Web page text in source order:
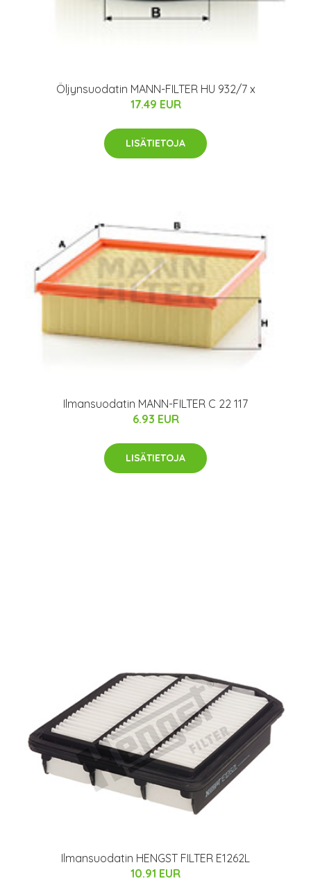
Öljynsuodatin MANN-FILTER HU 932/7 x
17.49 EUR
LISÄTIETOJA
Ilmansuodatin MANN-FILTER C 22 117
6.93 EUR
LISÄTIETOJA
Ilmansuodatin HENGST FILTER E1262L
10.91 EUR